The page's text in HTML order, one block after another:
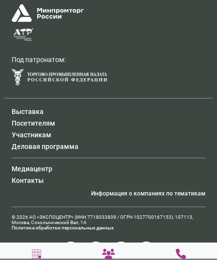
Под патронатом:
Выставка
Посетителям
Участникам
Деловая программа
Медиацентр
Контакты
Информация о компаниях по тематикам
© 2026 АО «ЭКСПОЦЕНТР» (ИНН 7718033809 / ОГРН 1027700167153), 107113,
Москва, Сокольнический Вал, 1А
Политика обработки персональных данных